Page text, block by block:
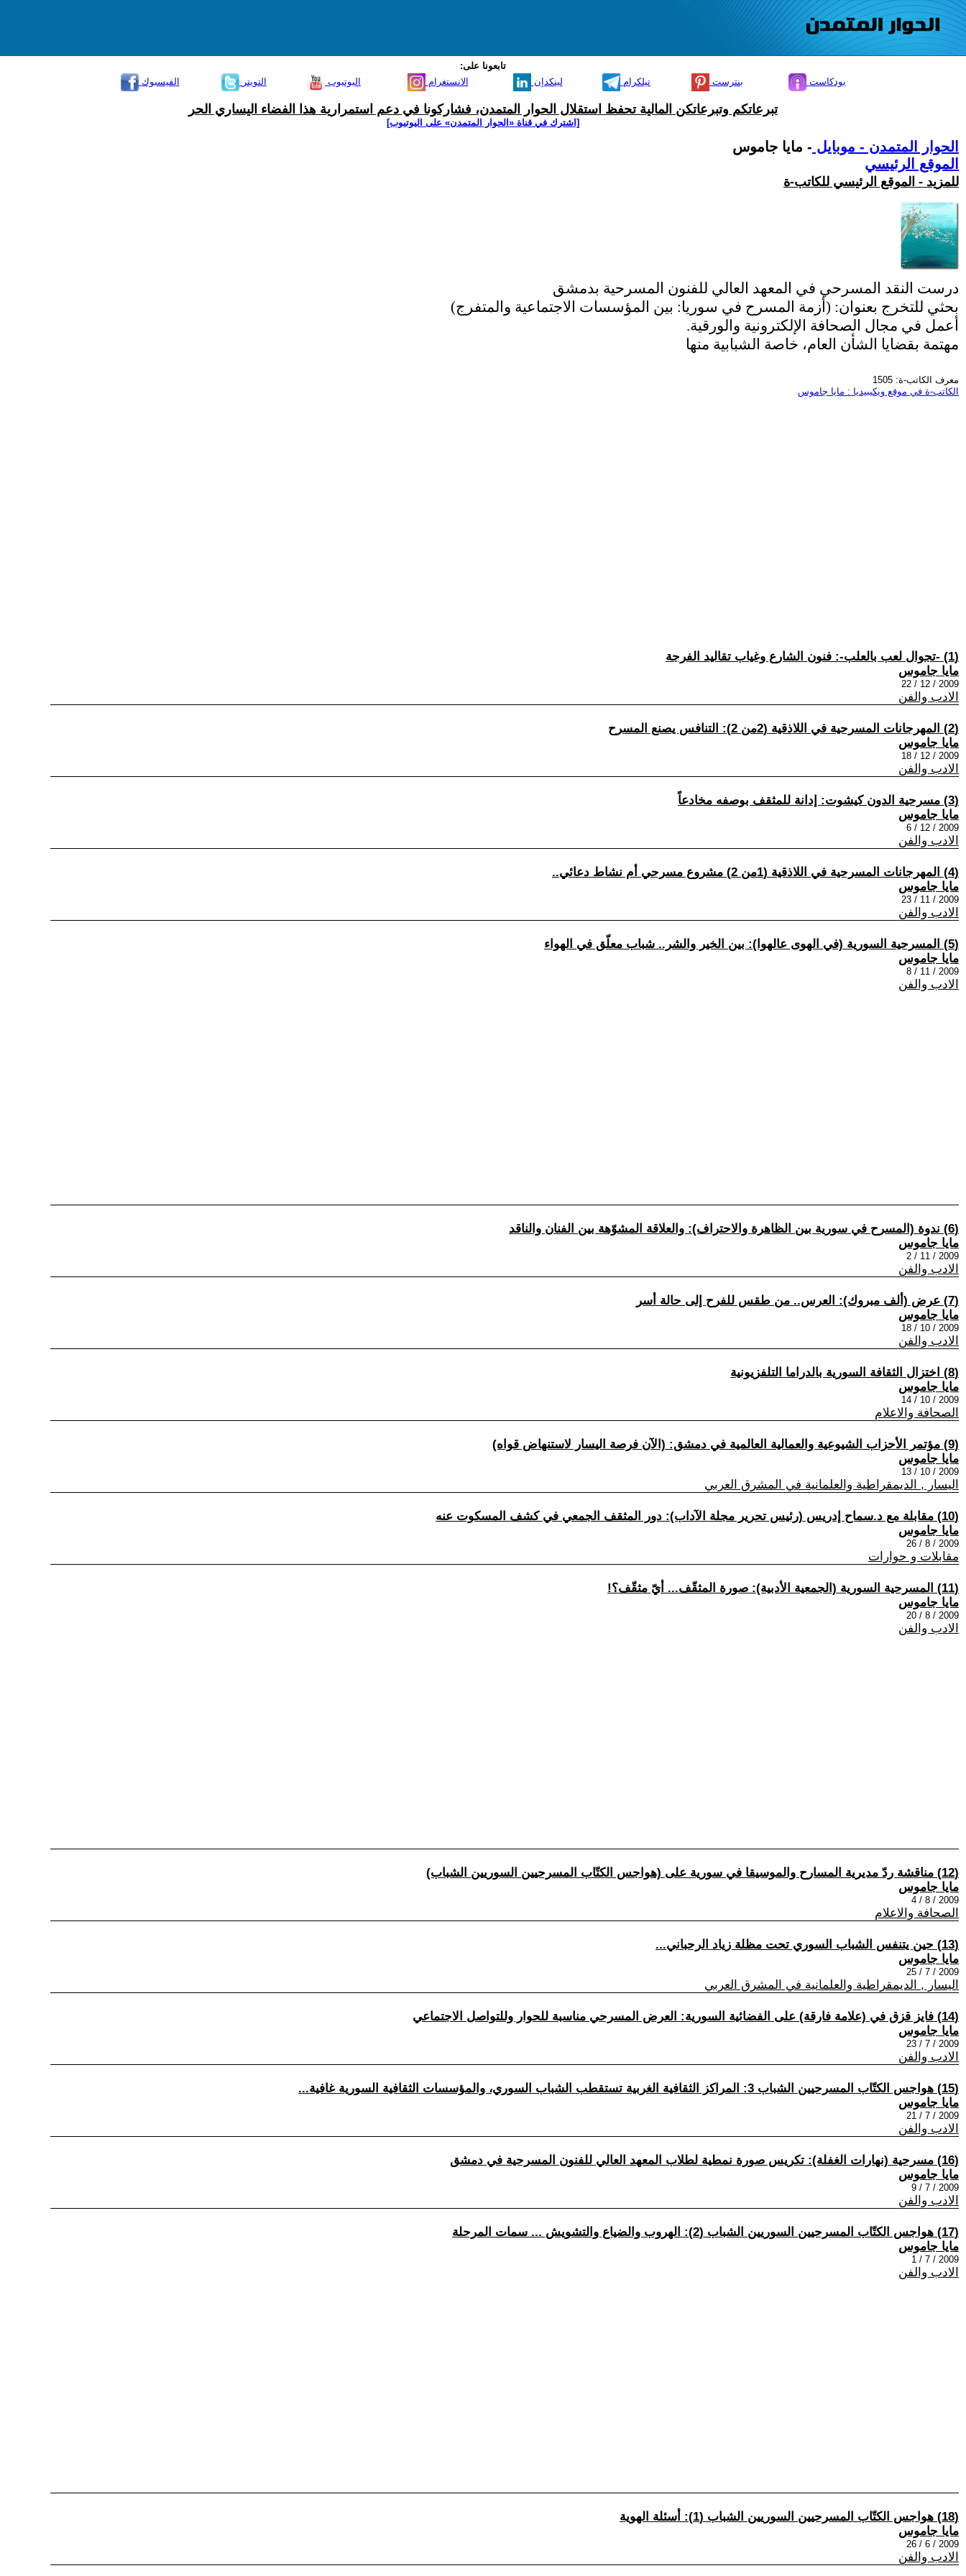
تابعونا على:
الفيسبوك
التويتر اليوتيوب الانستغرام لينكدإن تيلكرام بنترست بودكاست
تبرعاتكم وتبرعاتكن المالية تحفظ استقلال الحوار المتمدن، فشاركونا في دعم استمرارية هذا الفضاء اليساري الحر
[اشترك في قناة ‫«الحوار المتمدن» على اليوتيوب]
الحوار المتمدن - موبايل - مايا جاموس
الموقع الرئيسي
للمزيد - الموقع الرئيسي للكاتب-ة
درست النقد المسرحي في المعهد العالي للفنون المسرحية بدمشق
بحثي للتخرج بعنوان: (أزمة المسرح في سوريا: بين المؤسسات الاجتماعية والمتفرج)
أعمل في مجال الصحافة الإلكترونية والورقية.
مهتمة بقضايا الشأن العام، خاصة الشبابية منها
معرف الكاتب-ة: 1505
الكاتب-ة في موقع ويكيبيديا : مايا جاموس
(1) -تجوال لعب بالعلب-: فنون الشارع وغياب تقاليد الفرجة
مايا جاموس
2009 / 12 / 22
الادب والفن
(2) المهرجانات المسرحية في اللاذقية (2من 2): التنافس يصنع المسرح
مايا جاموس
2009 / 12 / 18
الادب والفن
(3) مسرحية الدون كيشوت: إدانة للمثقف بوصفه مخادعاً
مايا جاموس
2009 / 12 / 6
الادب والفن
(4) المهرجانات المسرحية في اللاذقية (1من 2) مشروع مسرحي أم نشاط دعائي..
مايا جاموس
2009 / 11 / 23
الادب والفن
(5) المسرحية السورية (في الهوى عالهوا): بين الخير والشر.. شباب معلّق في الهواء
مايا جاموس
2009 / 11 / 8
الادب والفن
(6) ندوة (المسرح في سورية بين الظاهرة والاحتراف): والعلاقة المشوّهة بين الفنان والناقد
مايا جاموس
2009 / 11 / 2
الادب والفن
(7) عرض (ألف مبروك): العرس.. من طقس للفرح إلى حالة أسر
مايا جاموس
2009 / 10 / 18
الادب والفن
(8) اختزال الثقافة السورية بالدراما التلفزيونية
مايا جاموس
2009 / 10 / 14
الصحافة والاعلام
(9) مؤتمر الأحزاب الشيوعية والعمالية العالمية في دمشق: (الآن فرصة اليسار لاستنهاض قواه)
مايا جاموس
2009 / 10 / 13
اليسار , الديمقراطية والعلمانية في المشرق العربي
(10) مقابلة مع د.سماح إدريس (رئيس تحرير مجلة الآداب): دور المثقف الجمعي في كشف المسكوت عنه
مايا جاموس
2009 / 8 / 26
مقابلات و حوارات
(11) المسرحية السورية (الجمعية الأدبية): صورة المثقّف... أيّ مثقّف؟!
مايا جاموس
2009 / 8 / 20
الادب والفن
(12) مناقشة ردّ مديرية المسارح والموسيقا في سورية على (هواجس الكتّاب المسرحيين السوريين الشباب)
مايا جاموس
2009 / 8 / 4
الصحافة والاعلام
(13) حين يتنفس الشباب السوري تحت مظلة زياد الرحباني...
مايا جاموس
2009 / 7 / 25
اليسار , الديمقراطية والعلمانية في المشرق العربي
(14) فايز قزق في (علامة فارقة) على الفضائية السورية: العرض المسرحي مناسبة للحوار وللتواصل الاجتماعي
مايا جاموس
2009 / 7 / 23
الادب والفن
(15) هواجس الكتّاب المسرحيين الشباب 3: المراكز الثقافية الغربية تستقطب الشباب السوري، والمؤسسات الثقافية السورية غافية...
مايا جاموس
2009 / 7 / 21
الادب والفن
(16) مسرحية (نهارات الغفلة): تكريس صورة نمطية لطلاب المعهد العالي للفنون المسرحية في دمشق
مايا جاموس
2009 / 7 / 9
الادب والفن
(17) هواجس الكتّاب المسرحيين السوريين الشباب (2): الهروب والضياع والتشويش ... سمات المرحلة
مايا جاموس
2009 / 7 / 1
الادب والفن
(18) هواجس الكتّاب المسرحيين السوريين الشباب (1): أسئلة الهوية
مايا جاموس
2009 / 6 / 26
الادب والفن